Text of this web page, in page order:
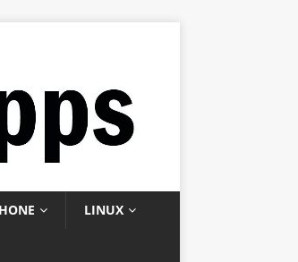
LINUX